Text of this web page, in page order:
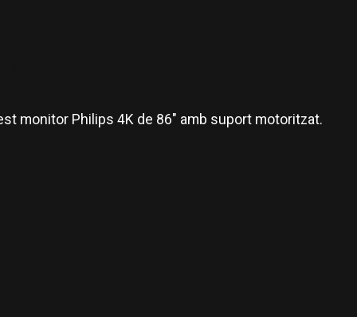
monitor Philips 4K de 86" amb suport motoritzat.